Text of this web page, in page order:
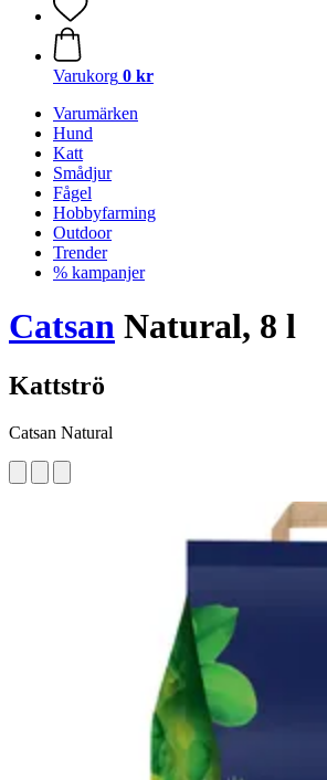
Varukorg 0 kr
Varumärken
Hund
Katt
Smådjur
Fågel
Hobbyfarming
Outdoor
Trender
% kampanjer
Catsan Natural, 8 l
Kattströ
Catsan Natural